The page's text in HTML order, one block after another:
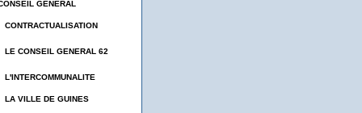
GENERAL
CONTRACTUALISATION
LE CONSEIL GENERAL 62
L'INTERCOMMUNALITE
LA VILLE DE GUINES